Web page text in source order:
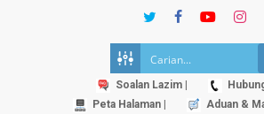
twitterfacebookyoutube
Soalan Lazim |
Peta Halaman |
Aduan &